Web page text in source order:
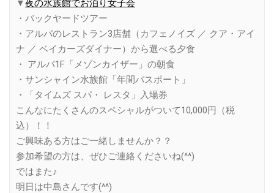
▼夜の水族館でお泊り女子会
・バックヤードツアー
・アルパのレストラン3店舗（カフェノイズ ／ クア・アイ
ナ ／ ベイカーズダイナー）から選べる夕食
・ アルパ1F「メゾンカイザー」の朝食
・サンシャイン水族館「年間パスポート」
・「タイムズ スパ・ レスタ」入場券
こんなにたくさんのスペシャルがついて10,000円（税
込）！！
ご興味ある方はご一緒しませんか？？
参加希望の方は、ぜひご連絡くださいね(^^)
ではまた♪
明日は中島さんです(^^)